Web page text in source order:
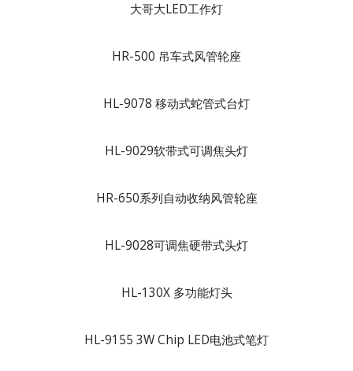
大哥大LED工作灯
HR-500 吊车式风管轮座
HL-9078 移动式蛇管式台灯
HL-9029软带式可调焦头灯
HR-650系列自动收纳风管轮座
HL-9028可调焦硬带式头灯
HL-130X 多功能灯头
HL-9155 3W Chip LED电池式笔灯